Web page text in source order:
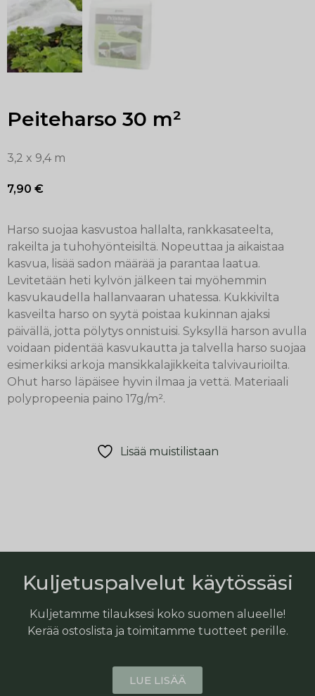
Peiteharso 30 m²
3,2 x 9,4 m
7,90 €
Harso suojaa kasvustoa hallalta, rankkasateelta,
rakeilta ja tuhohyönteisiltä. Nopeuttaa ja aikaistaa
kasvua, lisää sadon määrää ja parantaa laatua.
Levitetään heti kylvön jälkeen tai myöhemmin
kasvukaudella hallanvaaran uhatessa. Kukkivilta
kasveilta harso on syytä poistaa kukinnan ajaksi
päivällä, jotta pölytys onnistuisi. Syksyllä harson avulla
voidaan pidentää kasvukautta ja talvella harso suojaa
esimerkiksi arkoja mansikkalajikkeita talvivaurioilta.
Ohut harso läpäisee hyvin ilmaa ja vettä. Materiaali
polypropeenia paino 17g/m².
Lisää muistilistaan
Kuljetuspalvelut käytössäsi
Kuljetamme tilauksesi koko suomen alueelle!
Kerää ostoslista ja toimitamme tuotteet perille.
LUE LISÄÄ